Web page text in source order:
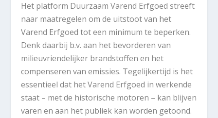
Het platform Duurzaam Varend Erfgoed streeft
naar maatregelen om de uitstoot van het
Varend Erfgoed tot een minimum te beperken.
Denk daarbij b.v. aan het bevorderen van
milieuvriendelijker brandstoffen en het
compenseren van emissies. Tegelijkertijd is het
essentieel dat het Varend Erfgoed in werkende
staat – met de historische motoren – kan blijven
varen en aan het publiek kan worden getoond.